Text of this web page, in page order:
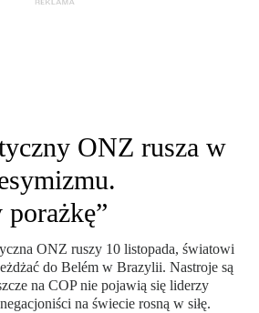
ONZ rusza w
porażkę”
ONZ ruszy 10 listopada, światowi
do Belém w Brazylii. Nastroje są
na COP nie pojawią się liderzy
na świecie rosną w siłę.